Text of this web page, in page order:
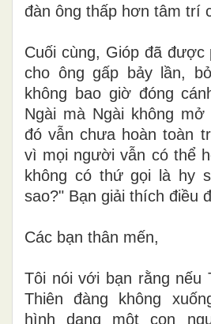
đàn ông thấp hơn tâm trí
Cuối cùng, Gióp đã được
cho ông gấp bảy lần,
không bao giờ đóng
Ngài mà Ngài không
đó vẫn chưa hoàn toàn
vì mọi người vẫn có thể
không có thứ gọi là hy
sao?" Bạn giải thích điều
Các bạn thân mến,
Tôi nói với bạn rằng nếu
Thiên đàng không
hình dạng một con